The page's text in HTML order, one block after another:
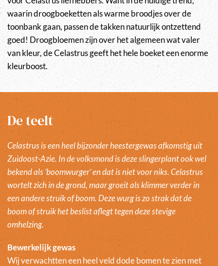
waarin droogboeketten als warme broodjes over de
toonbank gaan, passen de takken natuurlijk ontzettend
goed! Droogbloemen zijn over het algemeen wat valer
van kleur, de Celastrus geeft het hele boeket een enorme
kleurboost.
De teelt
Celastrus is een heel bijzonder heestergewas afkomstig uit
Zuidoost-Azie. In de volksmond is deze slingerplant ook wel
bekend als ‘boomwurger’ en dat is niet voor niks. Celastrus
wortelt zich in de grond, maar groeit als klimmer verder in
een andere struik of boom. Deze wurg is zo strak dat de
boom of struik het beslist aflegt tegen deze stevige
omhelzing.
Bewerkelijk gewas
Wij verwachtten een heel veld dode bomen te zien met